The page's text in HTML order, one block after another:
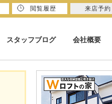
スタッフブログ 会社概要
閲覧履歴 来店予約